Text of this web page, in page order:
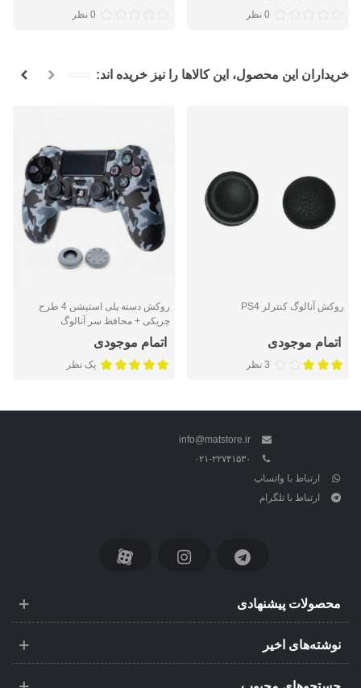
0 نظر 0 نظر
خریداران این محصول، این کالاها را نیز خریده اند:
روکش آنالوگ کنترلر PS4
اتمام موجودی
3 نظر
روکش دسته پلی استیشن 4 طرح
چریکی + محافظ سر آنالوگ
اتمام موجودی
یک نظر
info@matstore.ir
۰۲۱-۲۲۷۴۱۵۳۰
ارتباط با واتساپ
ارتباط با تلگرام
محصولات پیشنهادی
نوشته‌های اخیر